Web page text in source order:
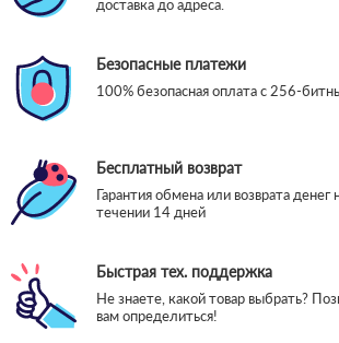
доставка до адреса.
Безопасные платежи
100% безопасная оплата с 256-
Бесплатный возврат
Гарантия обмена или возврата денег
течении 14 дней
Быстрая тех. поддержка
Не знаете, какой товар выбрать?
вам определиться!